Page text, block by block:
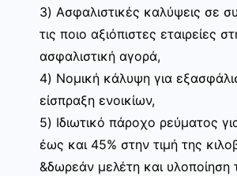
3) Ασφαλιστικές καλύψεις σε
τις ποιο αξιόπιστες εταιρείες
ασφαλιστική αγορά,
4) Νομική κάλυψη για
είσπραξη ενοικίων,
5) Ιδιωτικό πάροχο ρεύματος
έως και 45% στην τιμή της
&δωρεάν μελέτη και υλοποίηση